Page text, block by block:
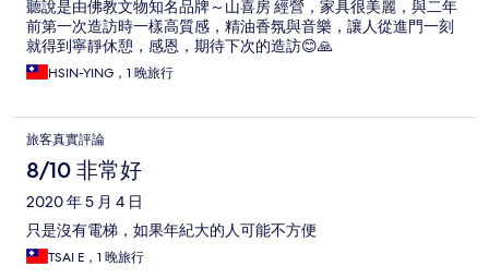
聽說是由佛教文物知名品牌～山喜房 經營，家具很美麗，與二年
前第一次造訪時一樣高質感，精油香氛與音樂，讓人從進門一刻
就得到寧靜休憩，感恩，期待下次的造訪😊🙏
HSIN-YING，1 晚旅行
旅客真實評論
8/10 非常好
2020 年 5 月 4 日
只是沒有電梯，如果年紀大的人可能不方便
TSAI E，1 晚旅行